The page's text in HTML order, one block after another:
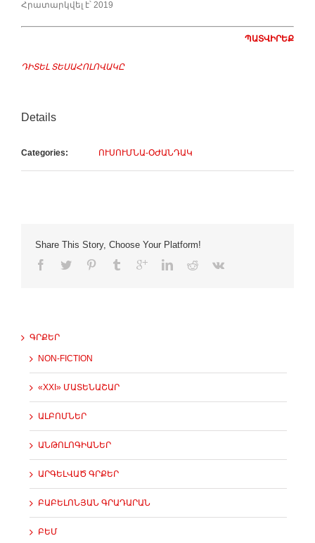
Հրատարկվել է՝ 2019
ՊԱՏՎԻՐԵՔ
ԴԻՏԵԼ ՏԵՍԱՀՈԼՈՎԱԿԸ
Details
Categories: ՈՒՍՈՒՄՆԱ-ՕԺԱՆԴԱԿ
Share This Story, Choose Your Platform!
ԳՐՔԵՐ
NON-FICTION
«XXI» ՄԱՏԵՆԱՇԱՐ
ԱԼԲՈՄՆԵՐ
ԱՆԹՈԼՈԳԻԱՆԵՐ
ԱՐԳԵԼՎԱԾ ԳՐՔԵՐ
ԲԱԲԵԼՈՆՅԱՆ ԳՐԱԴԱՐԱՆ
ԲԵՄ